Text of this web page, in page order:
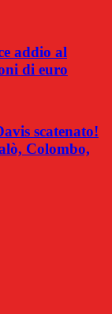
addio al
di euro
scatenato!
Colombo,